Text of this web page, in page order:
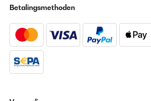
Betalingsmethoden